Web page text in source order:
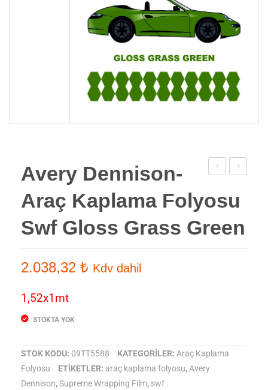
Araç
Folyosu
SWF
Araç
Folyosu
SWF
Avery Dennison-
Araç Kaplama Folyosu
Swf Gloss Grass Green
2.038,32 ₺ Kdv dahil
1,52x1mt
STOKTA YOK
STOK KODU: 09TT5588 KATEGORILER: Araç Kaplama
Folyosu
ETIKETLER: araç kaplama folyosu, Avery
Dennison,Supreme Wrapping Film, swf